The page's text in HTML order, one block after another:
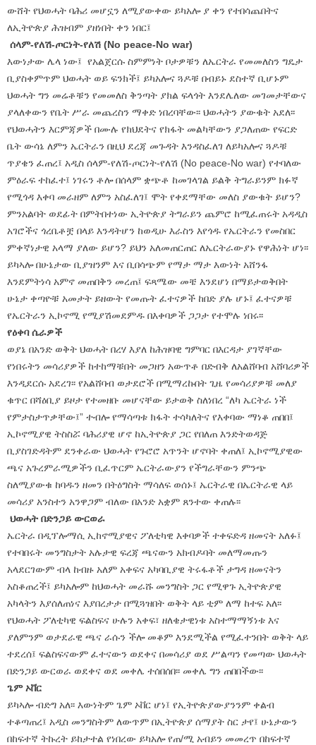
ውሸት የህወሓት ባሕሪ መሆኗን ለሚያውቀው ይካአሎ ያ ቀን የተበሳጨበትና
ለኢትዮጵያ ሕዝብም ያዘነበት ቀን ነበር፤
ሰላም-የለሽ-ጦርነት-የለሽ (No peace-No war)
እውነታው ሌላ ነው፤ የአልጀርሱ ስምምነት ቦታዎቹን ለኤርትራ የመመለስን ግዴታ
ቢያስቀምጥም ህወሓት ወይ ፍንክች፤ ይካአሎና ጓዶቹ በብይኑ ደስተኛ ቢሆኑም
ህወሓት ግን መሬቶቹን የመመለስ ቅንጣት ያክል ፍላጎት እንደሌለው መገመታቸውና
ያላለቀውን የቤት ሥራ መጨረስን ማቀድ ነበረባቸው፡፡ ህወሓትን ያውቁት አደለ፡፡
የህወሓትን እርምጃዎች በሙሉ የክህደትና የክፋት መልካቸውን ያጋለጠው የፍርድ
ቤት ውሳኔ ለምን ኤርትራን በዚህ ደረጃ መጉዳት እንዳስፈለገ ለይካአሎና ጓዶቹ
ጥያቄን ፈጠረ፤ አዲስ ሰላም-የለሽ-ጦርነት-የለሽ (No peace-No war) የተባለው
ምዕራፍ ተከፈተ፤ ነገሩን ቶሎ በሰላም ቋጭቶ ከመገላገል ይልቅ ትግራይንም ክፉኛ
የሚጎዳ እቀባ መራዘም ለምን አስፈለገ፤ ሞት የቀደማቸው መለስ ያውቁት ይሆን?
ምንአልባት ወደፊት በምትበተነው ኢትዮጵያ ትግራይን ጨምሮ ከሚፈጠሩት አዳዲስ
አገሮችና ጎረቤቶቿ በላይ እንዳትሆን ከወዲሁ እራስን እየጎዱ የኤርትራን የመስበር
ምቀኛነታዊ አላማ ያለው ይሆን? ይህን አለመጠርጠር ለኤርትራውያኑ የዋሕነት ሆነ፡፡
ይካኣሎ በሁኔታው ቢያዝንም እና ቢበሳጭም የማታ ማታ እውነት አሸንፋ
እንደምትነሳ አምኖ መጠበቅን መረጠ፤ ፍጻሜው መቼ እንደሆነ በማይታወቅበት
ሁኔታ ቀጣዮቹ አመታት ይዘውት የመጡት ፈተናዎች ከበድ ያሉ ሆኑ፤ ፈተናዎቹ
የኤርትራን ኢኮኖሚ የሚያሽመደምዱ በእቀባዎች ጋጋታ የተሞሉ ነበሩ፡፡
የዕቀባ ሴራዎች
ወያኔ በአንድ ወቅት ህወሓት በረሃ እያለ ከሕዝባዊ ግምባር በእርዳታ ያገኛቸው
የነበሩትን መሳሪያዎች ከተከማቹበት መጋዘን አውጥቶ በድብቅ ለአልሸባብ አሸባሪዎች
እንዲደርሱ አደረገ፡፡ የአልሸባብ ወታደሮች በሚማረኩበት ጊዜ የመሳሪያዎቹ መለያ
ቁጥር በሻዕቢያ ይዞታ የተመዘቡ መሆናቸው ይታወቅ ስለነበረ “ለካ ኤርትራ ነች
የምታስታጥቃቸው፤” ተብሎ የማሳጣቱ ክፋት ተሳካለትና የእቀባው ማነቆ ጠበበ፤
ኢኮኖሚያዊ ትስስሯ ባሕሪያዊ ሆኖ ከኢትዮጵያ ጋር የበለጠ እንድትወዳጅ
ቢያስገድዳትም ደንቀራው ህወሓት የጉሮሮ አጥንት ሆኖባት ቀጠለ፤ ኢኮኖሚያዊው
ጫና አጉረምራሚዎችን ቢፈጥርም ኤርትራውያን የችግራቸውን ምንጭ
ስለሚያውቁ ከባዱን ዘመን በትዕግስት ማሳለፍ ወሰኑ፤ ኤርትራዊ በኤርትራዊ ላይ
መሳሪያ አንስተን አንዋጋም ብለው በአንድ አቋም ጸንተው ቀጠሉ፡፡
ህወሓት በድንጋይ ውርወራ
ኤርትራ በዲፕሎማሲ ኢከኖሚያዊና ፖለቲካዊ እቀባዎች ተቀፍድዳ ዘመናት አለፉ፤
የተባበሩት መንግስታት አሉታዊ ፍረጃ ጫናውን አክብዶባት መለማመጡን
አላደርገውም ብላ ከብዙ አለም አቀፍና አካባቢያዊ ትሩፋቶች ታግዳ ዘመናትን
አስቆጠረች፤ ይካአሎም ከህወሓት መራሹ መንግስት ጋር የሚዋጉ ኢትዮጵያዊ
አካላትን እያሰለጠነና እያበረታታ በሚጓዝበት ወቅት ላይ ቲም ለማ ከተፍ አለ፡፡
የህወሓት ፖለቲካዊ ፍልስፍና ሁሉን አቀፍ፣ ዘለቄታዊነቱ አስተማማኝነቱ እና
ያለምንም ወታደራዊ ጫና ራሱን ችሎ መቆም እንደሚችል የሚፈተንበት ወቅት ላይ
ተደረሰ፤ ፍልስፍናውም ፈተናውን ወደቀና በመሳሪያ ወደ ሥልጣን የመጣው ህወሓት
በድንጋይ ውርወራ ወደቀና ወደ መቀሌ ተሰበሰበ፡፡ መቀሌ ግን ጠበበችው፡፡
ጌም ኦቨር
ይካኣሎ ብድግ አለ፡፡ እውነትም ጌም ኦቨር ሆነ፤ የኢትዮጵያውያንንም ቀልብ
ተቆጣጠረ፤ አዲስ መንግስትም ለውጥም በኢትዮጵያ ሰማያት ስር ታየ፤ ሁኔታውን
በከፍተኛ ትኩረት ይከታተል የነበረው ይካአሎ የጠ/ሚ አብይን መመረጥ በከፍተኛ